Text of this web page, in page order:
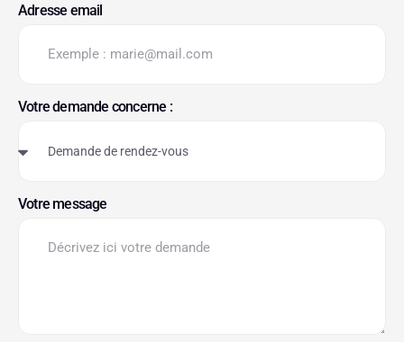
Adresse email
Votre demande concerne :
Votre message